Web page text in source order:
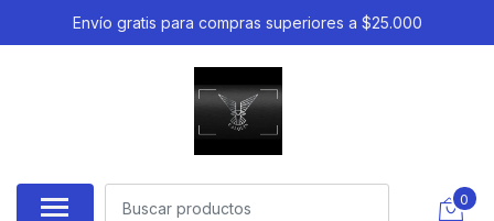
Envío gratis para compras superiores a $25.000
0